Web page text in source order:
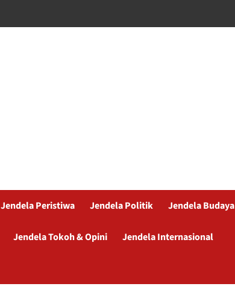
Jendela Peristiwa Jendela Politik Jendela Budaya
Jendela Tokoh & Opini Jendela Internasional